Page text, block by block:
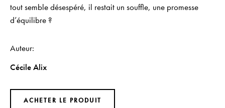
tout semble désespéré, il restait un souffle, une promesse
d’équilibre ?
Auteur
Cécile Alix
ACHETER LE PRODUIT